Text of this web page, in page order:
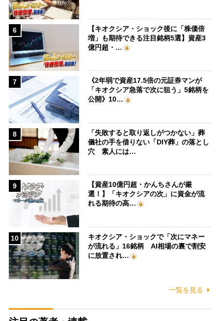
6
【キオクシア・ショック後に「株価倍
増」も期待できる注目銘柄5選】資産3
億円超・…
7
《2年弱で資産17.5倍の元証券マンが
「キオクシア急落で次に狙う」5銘柄を
公開》10…
8
「失敗すると取り返しがつかない」葬
儀社の手を借りない「DIY葬」の落とし
穴 素人には…
9
【資産10億円超・かんちさんが厳
選！】「キオクシアの次」に資金が流
れる期待の高…
10
キオクシア・ショックで「次にマネー
が流れる」16銘柄 AI相場の裏で割安
に放置され…
一覧を見る